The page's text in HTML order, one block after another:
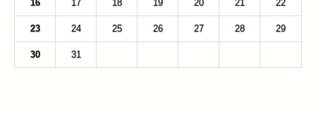
16 17 18 19 20 21 22
23 24 25 26 27 28 29
30 31